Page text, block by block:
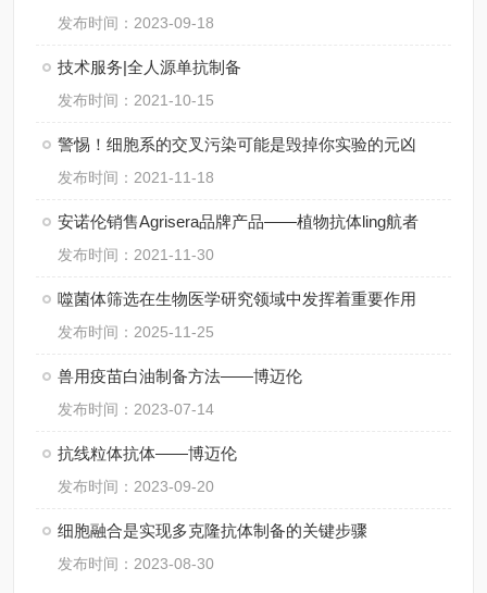
发布时间：2023-09-18
技术服务|全人源单抗制备
发布时间：2021-10-15
警惕！细胞系的交叉污染可能是毁掉你实验的元凶
发布时间：2021-11-18
安诺伦销售Agrisera品牌产品——植物抗体ling航者
发布时间：2021-11-30
噬菌体筛选在生物医学研究领域中发挥着重要作用
发布时间：2025-11-25
兽用疫苗白油制备方法——博迈伦
发布时间：2023-07-14
抗线粒体抗体——博迈伦
发布时间：2023-09-20
细胞融合是实现多克隆抗体制备的关键步骤
发布时间：2023-08-30